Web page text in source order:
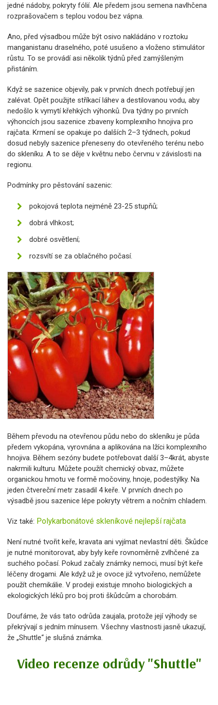
jedné nádoby, pokryty fólií. Ale předem jsou semena navlhčena
rozprašovačem s teplou vodou bez vápna.
Ano, před výsadbou může být osivo nakládáno v roztoku
manganistanu draselného, ​​poté usušeno a vloženo stimulátor
růstu. To se provádí asi několik týdnů před zamýšleným
přistáním.
Když se sazenice objevily, pak v prvních dnech potřebují jen
zalévat. Opět použijte stříkací láhev a destilovanou vodu, aby
nedošlo k vymytí křehkých výhonků. Dva týdny po prvních
výhoncích jsou sazenice zbaveny komplexního hnojiva pro
rajčata. Krmení se opakuje po dalších 2–3 týdnech, pokud
dosud nebyly sazenice přeneseny do otevřeného terénu nebo
do skleníku. A to se děje v květnu nebo červnu v závislosti na
regionu.
Podmínky pro pěstování sazenic:
pokojová teplota nejméně 23-25 ​​stupňů;
dobrá vlhkost;
dobré osvětlení;
rozsvítí se za oblačného počasí.
Během převodu na otevřenou půdu nebo do skleníku je půda
předem vykopána, vyrovnána a aplikována na lžíci komplexního
hnojiva. Během sezóny budete potřebovat další 3–4krát, abyste
nakrmili kulturu. Můžete použít chemický obvaz, můžete
organickou hmotu ve formě močoviny, hnoje, podestýlky. Na
jeden čtvereční metr zasadil 4 keře. V prvních dnech po
výsadbě jsou sazenice lépe pokryty větrem a nočním chladem.
Viz také: Polykarbonátové skleníkové nejlepší rajčata
Není nutné tvořit keře, kravata ani vyjímat nevlastní děti. Škůdce
je nutné monitorovat, aby byly keře rovnoměrně zvlhčené za
suchého počasí. Pokud začaly známky nemoci, musí být keře
léčeny drogami. Ale když už je ovoce již vytvořeno, nemůžete
použít chemikálie. V prodeji existuje mnoho biologických a
ekologických léků pro boj proti škůdcům a chorobám.
Doufáme, že vás tato odrůda zaujala, protože její výhody se
překrývají s jedním mínusem. Všechny vlastnosti jasně ukazují,
že „Shuttle“ je slušná známka.
Video recenze odrůdy "Shuttle"